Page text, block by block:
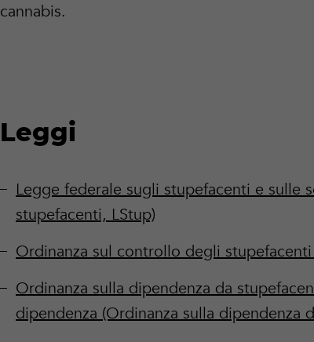
cannabis.
Leggi
Legge federale sugli stupefacenti e sulle
stupefacenti, LStup)
Ordinanza sul controllo degli stupefacenti
Ordinanza sulla dipendenza da
dipendenza (Ordinanza sulla dipendenza